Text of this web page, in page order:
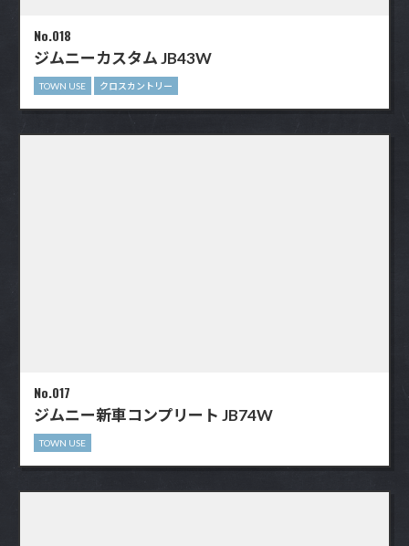
No.018
ジムニーカスタム JB43W
TOWN USE クロスカントリー
No.017
ジムニー新車コンプリート JB74W
TOWN USE